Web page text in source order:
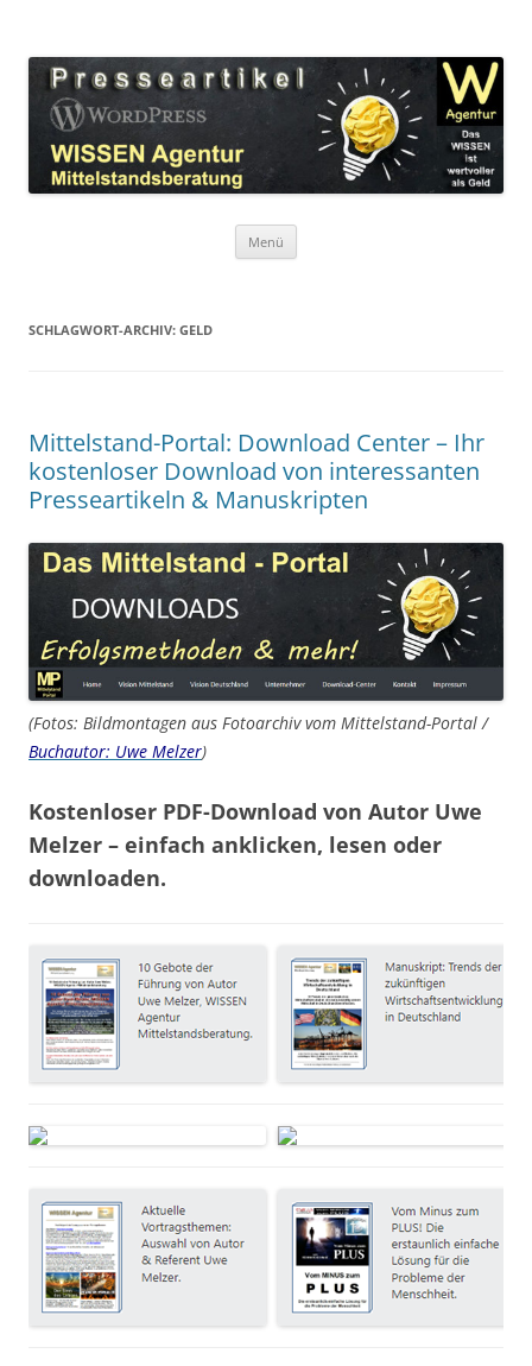
Agentur
Menü
SCHLAGWORT-ARCHIV: GELD
Mittelstand-Portal: Download Center – Ihr
kostenloser Download von interessanten
Presseartikeln & Manuskripten
(Fotos: Bildmontagen aus Fotoarchiv vom Mittelstand-Portal /
Buchautor: Uwe Melzer)
Kostenloser PDF-Download von Autor Uwe
Melzer – einfach anklicken, lesen oder
downloaden.